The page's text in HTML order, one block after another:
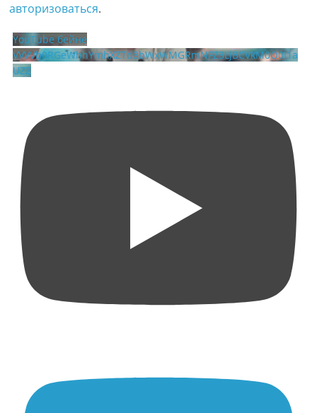
авторизоваться.
YouTube бейне
VVVVb0RGeWhhYmhXZTd3bWxWMGRmNFZ3LjBCVkM0Q0I1a
UZZ